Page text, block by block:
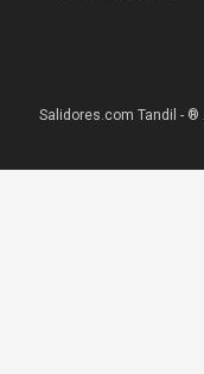
Salidores.com Tandil - ®